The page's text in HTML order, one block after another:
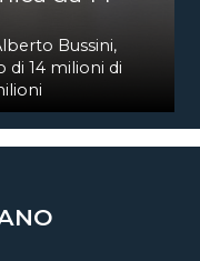
Bussini,
di 14 milioni di